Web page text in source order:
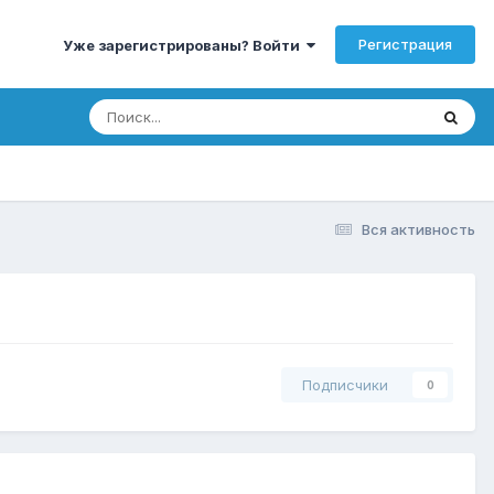
Уже зарегистрированы? Войти Регистрация
Вся активность
Подписчики 0